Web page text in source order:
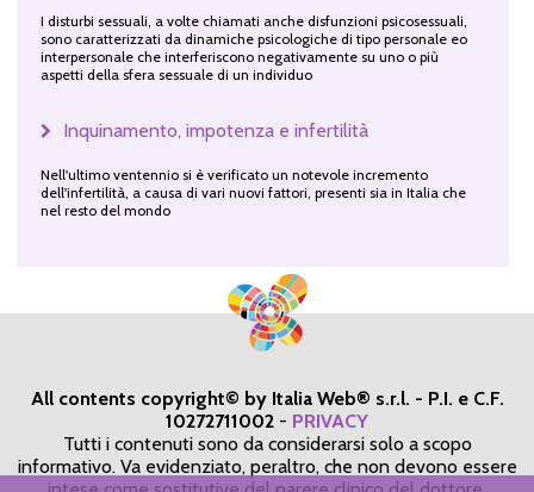
I disturbi sessuali, a volte chiamati anche disfunzioni psicosessuali,
sono caratterizzati da dinamiche psicologiche di tipo personale eo
interpersonale che interferiscono negativamente su uno o più
aspetti della sfera sessuale di un individuo
Inquinamento, impotenza e infertilità
Nell'ultimo ventennio si è verificato un notevole incremento
dell'infertilità, a causa di vari nuovi fattori, presenti sia in Italia che
nel resto del mondo
All contents copyright© by Italia Web® s.r.l. - P.I. e C.F.
10272711002 - PRIVACY
Tutti i contenuti sono da considerarsi solo a scopo
informativo. Va evidenziato, peraltro, che non devono essere